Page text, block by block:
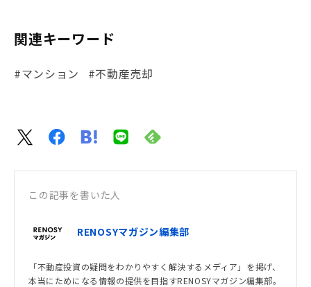
関連キーワード
#マンション #不動産売却
この記事を書いた人
RENOSYマガジン編集部
「不動産投資の疑問をわかりやすく解決するメディア」を掲げ、
本当にためになる情報の提供を目指すRENOSYマガジン編集部。